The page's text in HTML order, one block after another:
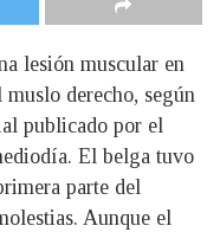
lesión muscular en
derecho, según
publicado por el
El belga tuvo
parte del
Aunque el